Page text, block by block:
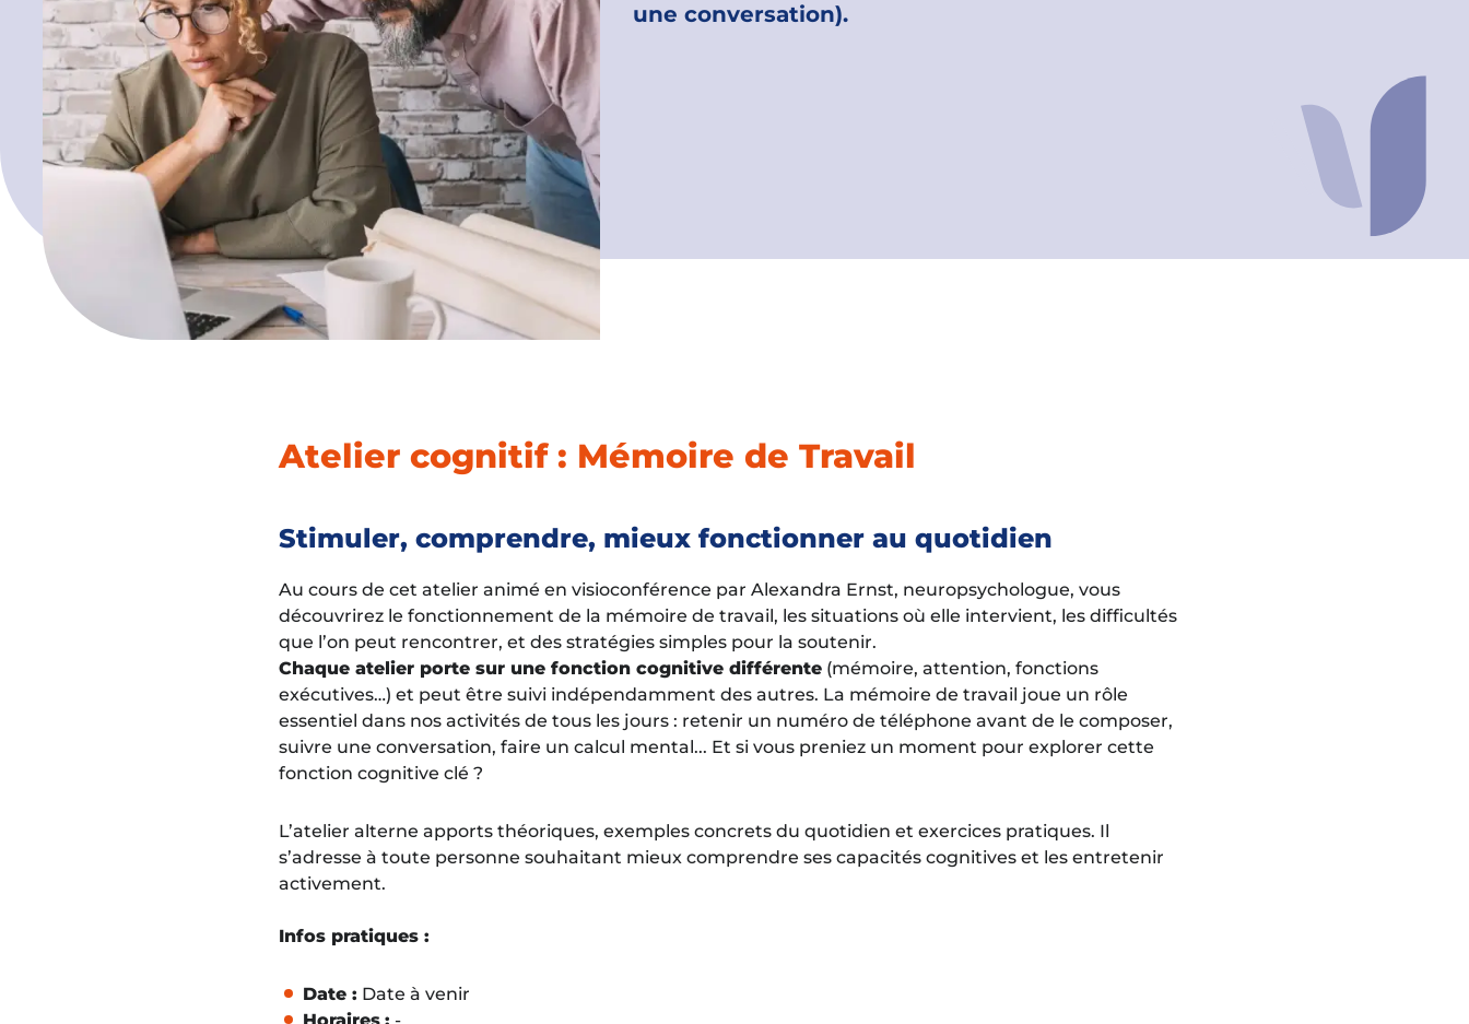
une conversation).
Atelier cognitif : Mémoire de Travail
Stimuler, comprendre, mieux fonctionner au quotidien
Au cours de cet atelier animé en visioconférence par Alexandra Ernst, neuropsychologue, vous
découvrirez le fonctionnement de la mémoire de travail, les situations où elle intervient, les difficultés
que l’on peut rencontrer, et des stratégies simples pour la soutenir.
Chaque atelier porte sur une fonction cognitive différente (mémoire, attention, fonctions
exécutives…) et peut être suivi indépendamment des autres. La mémoire de travail joue un rôle
essentiel dans nos activités de tous les jours : retenir un numéro de téléphone avant de le composer,
suivre une conversation, faire un calcul mental... Et si vous preniez un moment pour explorer cette
fonction cognitive clé ?
L’atelier alterne apports théoriques, exemples concrets du quotidien et exercices pratiques. Il
s’adresse à toute personne souhaitant mieux comprendre ses capacités cognitives et les entretenir
activement.
Infos pratiques :
Date : Date à venir
Horaires : -